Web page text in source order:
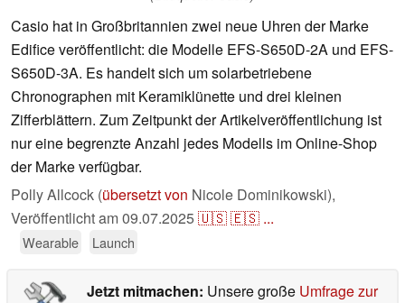
Casio hat in Großbritannien zwei neue Uhren der Marke
Edifice veröffentlicht: die Modelle EFS-S650D-2A und EFS-
S650D-3A. Es handelt sich um solarbetriebene
Chronographen mit Keramiklünette und drei kleinen
Zifferblättern. Zum Zeitpunkt der Artikelveröffentlichung ist
nur eine begrenzte Anzahl jedes Modells im Online-Shop
der Marke verfügbar.
Polly Allcock (übersetzt von Nicole Dominikowski),
Veröffentlicht am09.07.2025🇺🇸🇪🇸 ...
Wearable Launch
Jetzt mitmachen: Unsere große Umfrage zur